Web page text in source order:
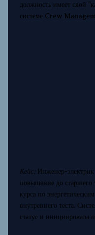
должность имеет свой
системе Crew
Кейс:Инженер-
повышение до старшего
курса по
внутреннего теста.
статус и инициировала